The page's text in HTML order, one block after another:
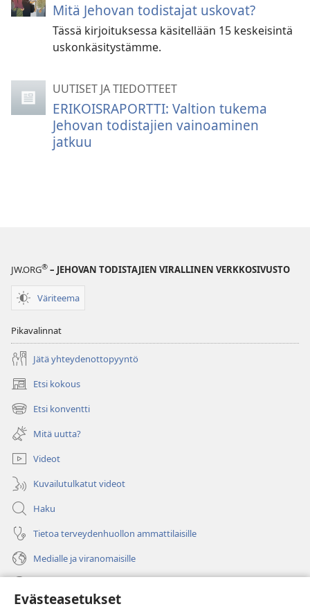
Evästeasetukset
Mitä Jehovan todistajat uskovat?
Tässä kirjoituksessa käsitellään 15 keskeisintä
uskonkäsitystämme.
UUTISET JA TIEDOTTEET
ERIKOISRAPORTTI: Valtion tukema
Jehovan todistajien vainoaminen
jatkuu
JW.ORG® – JEHOVAN TODISTAJIEN VIRALLINEN VERKKOSIVUSTO
Väriteema
Pikavalinnat
Jätä yhteydenottopyyntö
Etsi kokous
(avaa
uuden
ikkunan)
Etsi konventti
(avaa
uuden
ikkunan)
Mitä uutta?
Videot
Kuvailutulkatut videot
Haku
Tietoa terveydenhuollon ammattilaisille
Medialle ja viranomaisille